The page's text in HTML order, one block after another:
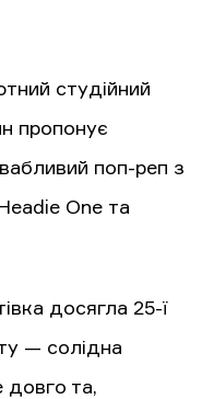
студійний
пропонує
поп-реп з
One та
досягла 25-ї
— солідна
довго та,